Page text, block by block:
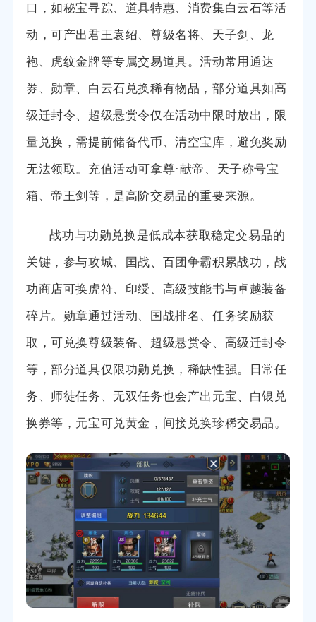
口，如秘宝寻踪、道具特惠、消费集白云石等活
动，可产出君王袁绍、尊级名将、天子剑、龙
袍、虎纹金牌等专属交易道具。活动常用通达
券、勋章、白云石兑换稀有物品，部分道具如高
级迁封令、超级悬赏令仅在活动中限时放出，限
量兑换，需提前储备代币、清空宝库，避免奖励
无法领取。充值活动可拿尊·献帝、天子称号宝
箱、帝王剑等，是高阶交易品的重要来源。
战功与功勋兑换是低成本获取稳定交易品的
关键，参与攻城、国战、百团争霸积累战功，战
功商店可换虎符、印绶、高级技能书与卓越装备
碎片。勋章通过活动、国战排名、任务奖励获
取，可兑换尊级装备、超级悬赏令、高级迁封令
等，部分道具仅限功勋兑换，稀缺性强。日常任
务、师徒任务、无双任务也会产出元宝、白银兑
换券等，元宝可兑黄金，间接兑换珍稀交易品。